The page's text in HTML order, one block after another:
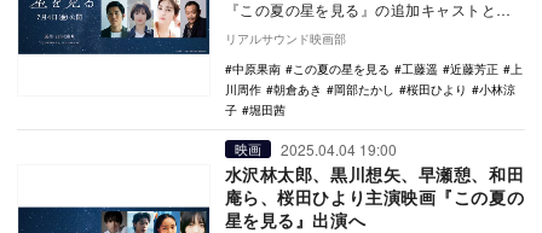
『この夏の星を見る』の追加キャストとし
て、岡部たかし、中原果南、工藤遥、小林
涼子、上川周作…
リアルサウンド映画部
中原果南
この夏の星を見る 工藤遥 近藤芳正
上
川周作
朝倉あき 岡部たかし 桜田ひより
小林涼
子
堀田茜
映画 2025.04.04 19:00
水沢林太郎、黒川想矢、早瀬憩、和田
庵ら、桜田ひより主演映画『この夏の
星を見る』出演へ